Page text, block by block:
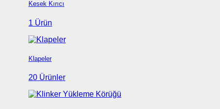
Kesek Kırıcı
1 Ürün
Klapeler
20 Ürünler